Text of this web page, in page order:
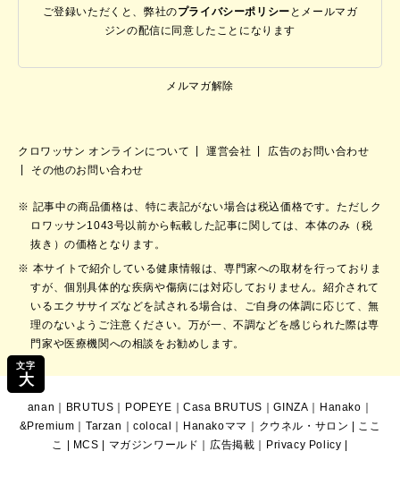
文字
大
ご登録いただくと、弊社のプライバシーポリシー と メールマガ
ジンの配信に同意したことになります
メルマガ解除
クロワッサン オンラインについて 運営会社
広告のお問い合わせ
その他のお問い合わせ
記事中の商品価格は、特に表記がない場合は税込価格です。ただしク
ロワッサン1043号以前から転載した記事に関しては、本体のみ（税
抜き）の価格となります。
本サイトで紹介している健康情報は、専門家への取材を行っておりま
すが、個別具体的な疾病や傷病には対応しておりません。紹介されて
いるエクササイズなどを試される場合は、ご自身の体調に応じて、無
理のないようご注意ください。万が一、不調などを感じられた際は専
門家や医療機関への相談をお勧めします。
anan BRUTUS POPEYE ｜Casa BRUTUS ｜GINZA Hanako
&Premium ｜Tarzan ｜colocal Hanakoママ クウネル・サロン
ここ
こ
MCS マガジンワールド 広告掲載 Privacy Policy